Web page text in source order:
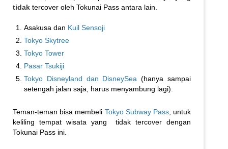
tidak tercover oleh Tokunai Pass antara lain.
Asakusa dan Kuil Sensoji
Tokyo Skytree
Tokyo Tower
Pasar Tsukiji
Tokyo Disneyland dan DisneySea (hanya sampai
setengah jalan saja, harus menyambung lagi).
Teman-teman bisa membeli Tokyo Subway Pass, untuk
keliling tempat wisata yang tidak tercover dengan
Tokunai Pass ini.